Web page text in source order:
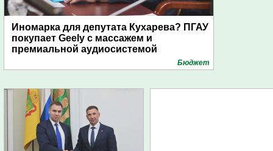
Иномарка для депутата Кухарева? ПГАУ
покупает Geely с массажем и
премиальной аудиосистемой
Бюджет